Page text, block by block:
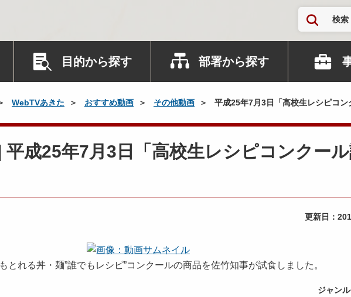
検索
目的から探す 部署から探す
WebTVあきた おすすめ動画 その他動画 平成25年7月3日「高校生レシピコン
成25年7月3日「高校生レシピコンクー
更新日：
れる丼・麺”誰でもレシピ”コンクールの商品を佐竹知事が試食しました。
ジャン